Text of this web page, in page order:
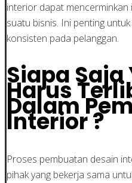
interior dapat
suatu bisnis. Ini penting
konsisten pada pelanggan.
Siapa Saja
Harus
Dalam
Interior ?
Proses pembuatan desain
pihak yang bekerja sama